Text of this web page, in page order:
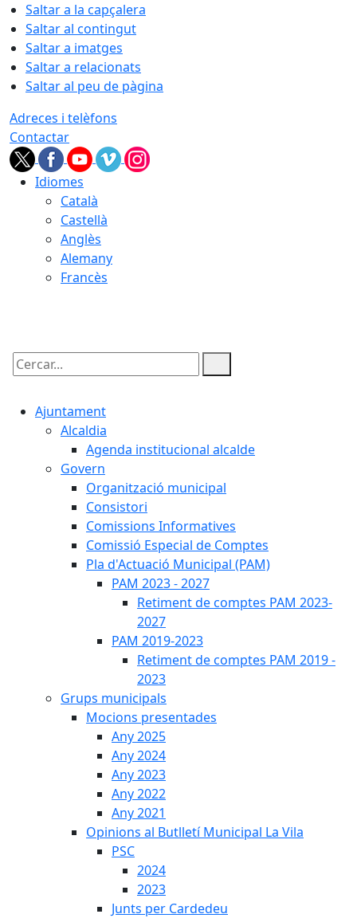
Saltar a la capçalera
Saltar al contingut
Saltar a imatges
Saltar a relacionats
Saltar al peu de pàgina
Adreces i telèfons
Contactar
Idiomes
Català
Castellà
Anglès
Alemany
Francès
Cercar:
Ajuntament
Alcaldia
Agenda institucional alcalde
Govern
Organització municipal
Consistori
Comissions Informatives
Comissió Especial de Comptes
Pla d'Actuació Municipal (PAM)
PAM 2023 - 2027
Retiment de comptes PAM 2023-
2027
PAM 2019-2023
Retiment de comptes PAM 2019 -
2023
Grups municipals
Mocions presentades
Any 2025
Any 2024
Any 2023
Any 2022
Any 2021
Opinions al Butlletí Municipal La Vila
PSC
2024
2023
Junts per Cardedeu